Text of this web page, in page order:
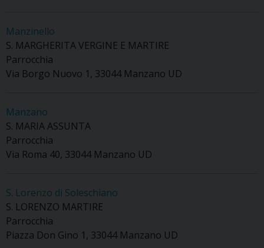
Manzinello
S. MARGHERITA VERGINE E MARTIRE
Parrocchia
Via Borgo Nuovo 1, 33044 Manzano UD
Manzano
S. MARIA ASSUNTA
Parrocchia
Via Roma 40, 33044 Manzano UD
S. Lorenzo di Soleschiano
S. LORENZO MARTIRE
Parrocchia
Piazza Don Gino 1, 33044 Manzano UD